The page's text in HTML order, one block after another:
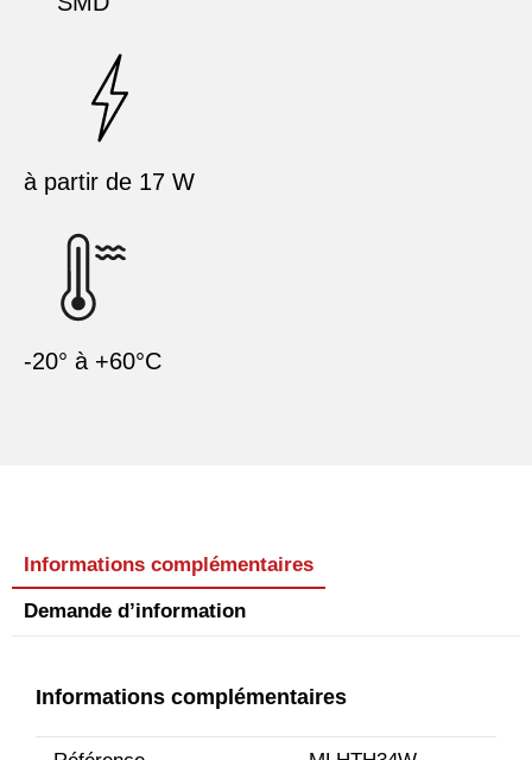
à partir de 17 W
-20° à +60°C
Informations complémentaires
Demande d’information
Informations complémentaires